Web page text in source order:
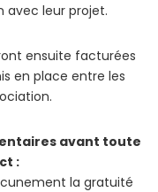
avec leur projet.
ensuite facturées
en place entre les
avant toute
:
la gratuité